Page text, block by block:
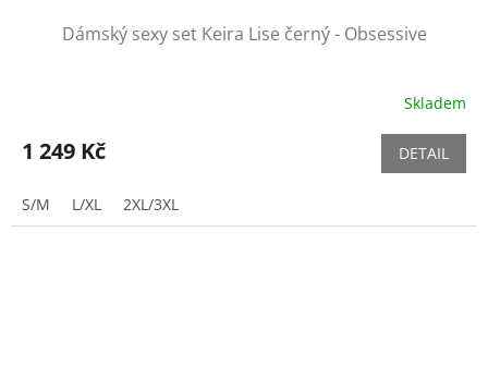
Dámský sexy set Keira Lise černý - Obsessive
Skladem
1 249 Kč DETAIL
S/M L/XL 2XL/3XL